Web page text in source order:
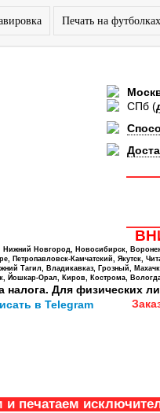
Печать на футболках
СПб (
Нижний Новгород, Новосибирск,
Петропавловск-Камчатский, Якутск,
Тагил, Владикавказ, Грозный,
Йошкар-Орал, Киров, Кострома,
налога. Для физических
и печатаем